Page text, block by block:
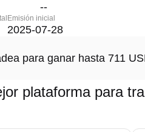
--
Emisión inicial
2025-07-28
para ganar hasta 711
plataforma para